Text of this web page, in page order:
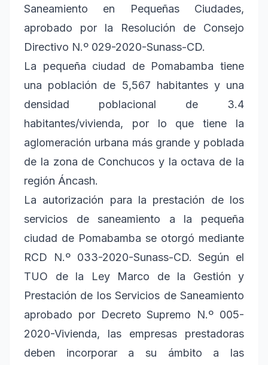
Saneamiento en Pequeñas Ciudades,
aprobado por la Resolución de Consejo
Directivo N.º 029-2020-Sunass-CD.
La pequeña ciudad de Pomabamba tiene
una población de 5,567 habitantes y una
densidad poblacional de 3.4
habitantes/vivienda, por lo que tiene la
aglomeración urbana más grande y poblada
de la zona de Conchucos y la octava de la
región Áncash.
La autorización para la prestación de los
servicios de saneamiento a la pequeña
ciudad de Pomabamba se otorgó mediante
RCD N.º 033-2020-Sunass-CD. Según el
TUO de la Ley Marco de la Gestión y
Prestación de los Servicios de Saneamiento
aprobado por Decreto Supremo N.º 005-
2020-Vivienda, las empresas prestadoras
deben incorporar a su ámbito a las